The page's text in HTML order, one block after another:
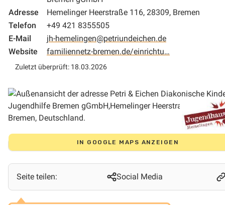
Adresse
Hemelinger Heerstraße 116, 28309, Bremen
Telefon
+49 421 8355505
E-Mail
jh-hemelingen@petriundeichen.de
Website
familiennetz-bremen.de/einrichtu…
Zuletzt überprüft: 18.03.2026
IN GOOGLE MAPS ANZEIGEN
Seite teilen: Social Media